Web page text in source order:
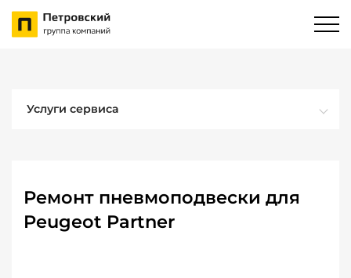
Услуги сервиса
Ремонт пневмоподвески для
Peugeot Partner